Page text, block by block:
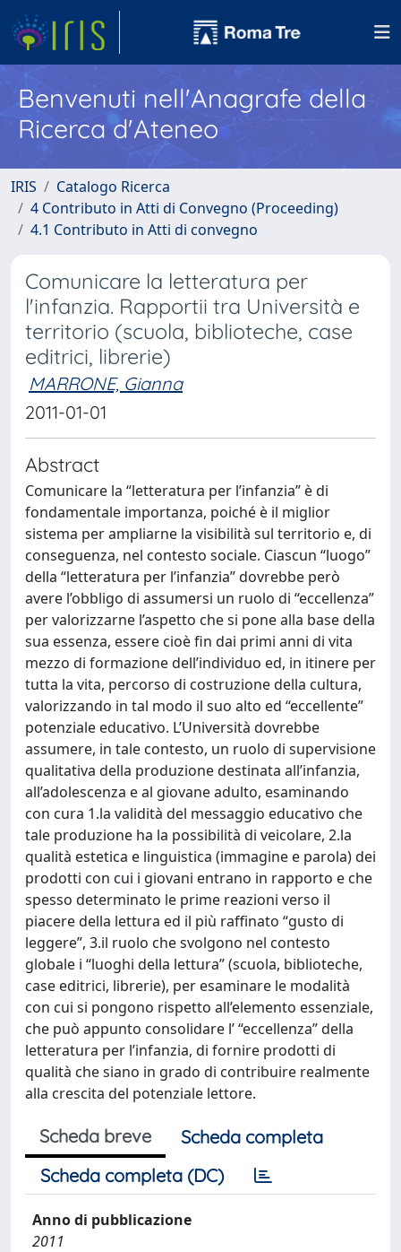
Benvenuti nell'Anagrafe della
Ricerca d'Ateneo
IRIS
Catalogo Ricerca
4 Contributo in Atti di Convegno (Proceeding)
4.1 Contributo in Atti di convegno
Comunicare la letteratura per
l'infanzia. Rapportii tra Università e
territorio (scuola, biblioteche, case
editrici, librerie)
MARRONE, Gianna
2011-01-01
Abstract
Comunicare la “letteratura per l’infanzia” è di
fondamentale importanza, poiché è il miglior
sistema per ampliarne la visibilità sul territorio e, di
conseguenza, nel contesto sociale. Ciascun “luogo”
della “letteratura per l’infanzia” dovrebbe però
avere l’obbligo di assumersi un ruolo di “eccellenza”
per valorizzarne l’aspetto che si pone alla base della
sua essenza, essere cioè fin dai primi anni di vita
mezzo di formazione dell’individuo ed, in itinere per
tutta la vita, percorso di costruzione della cultura,
valorizzando in tal modo il suo alto ed “eccellente”
potenziale educativo. L’Università dovrebbe
assumere, in tale contesto, un ruolo di supervisione
qualitativa della produzione destinata all’infanzia,
all’adolescenza e al giovane adulto, esaminando
con cura 1.la validità del messaggio educativo che
tale produzione ha la possibilità di veicolare, 2.la
qualità estetica e linguistica (immagine e parola) dei
prodotti con cui i giovani entrano in rapporto e che
spesso determinato le prime reazioni verso il
piacere della lettura ed il più raffinato “gusto di
leggere”, 3.il ruolo che svolgono nel contesto
globale i “luoghi della lettura” (scuola, biblioteche,
case editrici, librerie), per esaminare le modalità
con cui si pongono rispetto all’elemento essenziale,
che può appunto consolidare l’ “eccellenza” della
letteratura per l’infanzia, di fornire prodotti di
qualità che siano in grado di contribuire realmente
alla crescita del potenziale lettore.
Scheda breve
Scheda completa
Scheda completa (DC)
Anno di pubblicazione
2011